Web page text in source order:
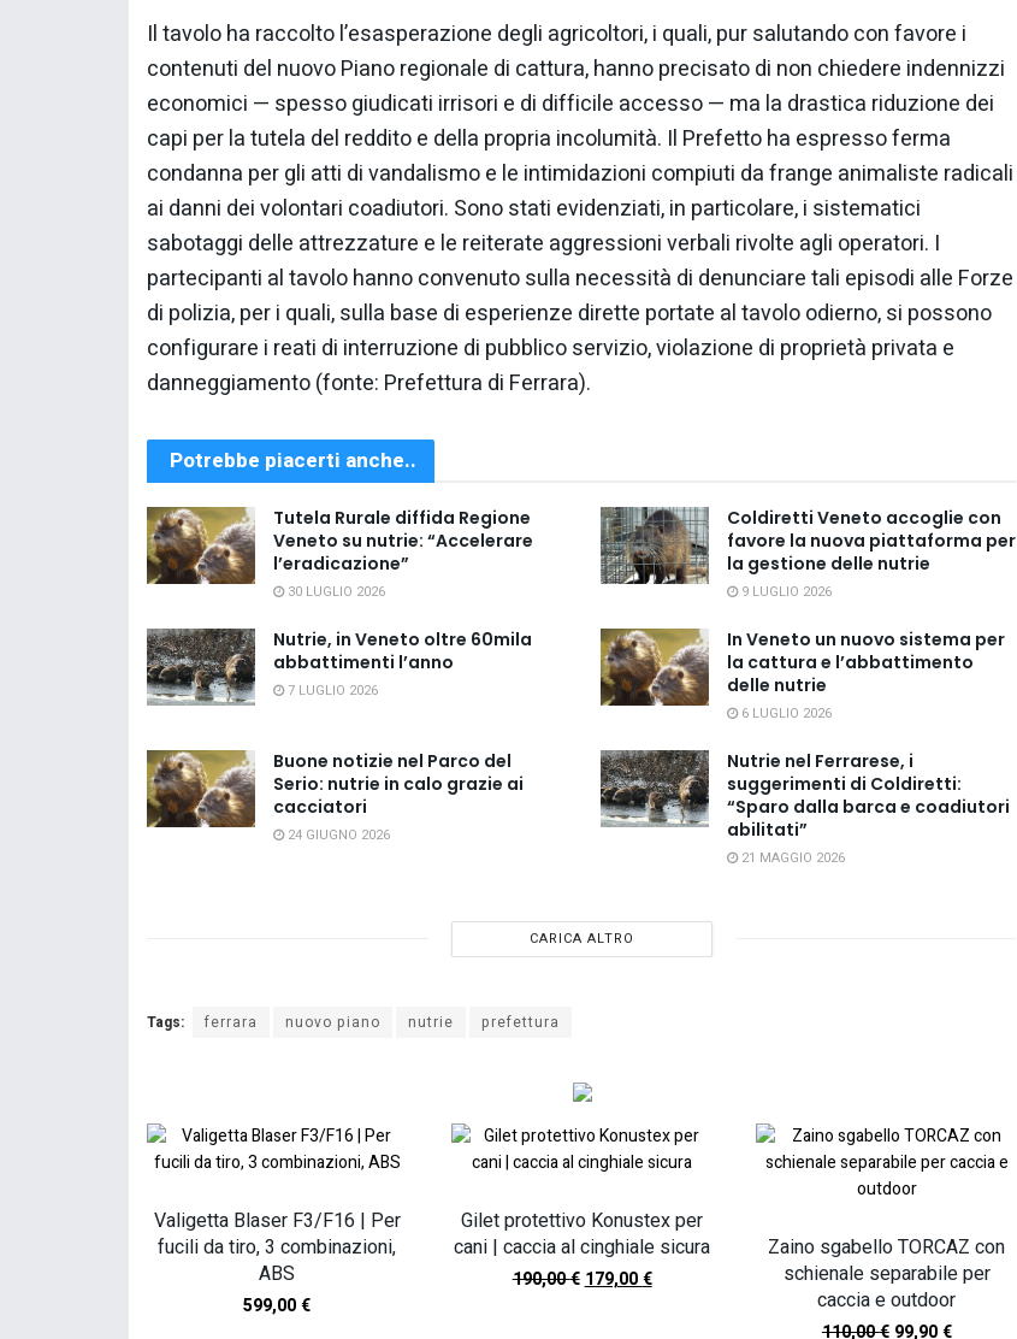
Il tavolo ha raccolto l’esasperazione degli agricoltori, i quali, pur salutando con favore i
contenuti del nuovo Piano regionale di cattura, hanno precisato di non chiedere indennizzi
economici — spesso giudicati irrisori e di difficile accesso — ma la drastica riduzione dei
capi per la tutela del reddito e della propria incolumità. Il Prefetto ha espresso ferma
condanna per gli atti di vandalismo e le intimidazioni compiuti da frange animaliste radicali
ai danni dei volontari coadiutori. Sono stati evidenziati, in particolare, i sistematici
sabotaggi delle attrezzature e le reiterate aggressioni verbali rivolte agli operatori. I
partecipanti al tavolo hanno convenuto sulla necessità di denunciare tali episodi alle Forze
di polizia, per i quali, sulla base di esperienze dirette portate al tavolo odierno, si possono
configurare i reati di interruzione di pubblico servizio, violazione di proprietà privata e
danneggiamento (fonte: Prefettura di Ferrara).
Potrebbe piacerti anche..
Tutela Rurale diffida Regione
Veneto su nutrie: “Accelerare
l’eradicazione”
30 LUGLIO 2026
Coldiretti Veneto accoglie con
favore la nuova piattaforma per
la gestione delle nutrie
9 LUGLIO 2026
Nutrie, in Veneto oltre 60mila
abbattimenti l’anno
7 LUGLIO 2026
In Veneto un nuovo sistema per
la cattura e l’abbattimento
delle nutrie
6 LUGLIO 2026
Buone notizie nel Parco del
Serio: nutrie in calo grazie ai
cacciatori
24 GIUGNO 2026
Nutrie nel Ferrarese, i
suggerimenti di Coldiretti:
“Sparo dalla barca e coadiutori
abilitati”
21 MAGGIO 2026
CARICA ALTRO
Tags: ferrara nuovo piano nutrie prefettura
Valigetta Blaser F3/F16 | Per
fucili da tiro, 3 combinazioni,
ABS
599,00€
Gilet protettivo Konustex per
cani | caccia al cinghiale sicura
190,00€ 179,00€
Zaino sgabello TORCAZ con
schienale separabile per
caccia e outdoor
110,00€ 99,90€